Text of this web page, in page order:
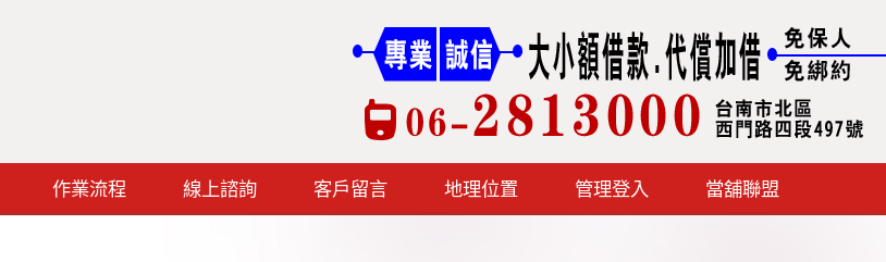
作業流程 線上諮詢 客戶留言 地理位置 管理登入 當舖聯盟